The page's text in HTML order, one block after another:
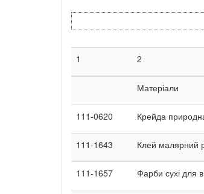
1 2
Матеріали
111-0620 Крейда
111-1643 Клей малярний
111-1657 Фарби сухі для